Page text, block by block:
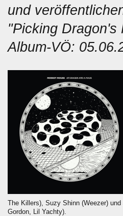
und
"Picking Dragon's
Album-VÖ:
The Killers), Suzy Shinn (Weezer)
Gordon, Lil Yachty).